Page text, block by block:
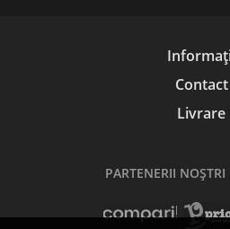
Contact
Livrare
PARTENERII